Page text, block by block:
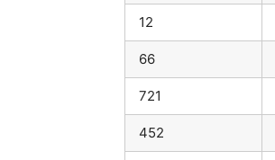
12
66
721
452